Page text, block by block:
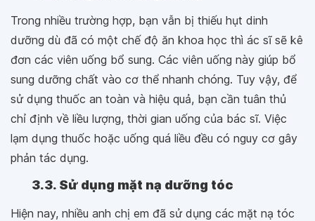
Trong nhiều trường hợp, bạn vẫn bị thiếu hụt dinh
dưỡng dù đã có một chế độ ăn khoa học thì ác sĩ sẽ kê
đơn các viên uống bổ sung. Các viên uống này giúp bổ
sung dưỡng chất vào cơ thể nhanh chóng. Tuy vậy, để
sử dụng thuốc an toàn và hiệu quả, bạn cần tuân thủ
chỉ định về liều lượng, thời gian uống của bác sĩ. Việc
lạm dụng thuốc hoặc uống quá liều đều có nguy cơ gây
phản tác dụng.
3.3. Sử dụng mặt nạ dưỡng tóc
Hiện nay, nhiều anh chị em đã sử dụng các mặt nạ tóc